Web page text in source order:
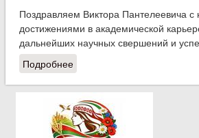
Поздравляем Виктора Пантелеевича с
достижениями в академической
дальнейших научных свершений и
Подробнеео Преподавателю ФАИС
Кудину присвоено ученое